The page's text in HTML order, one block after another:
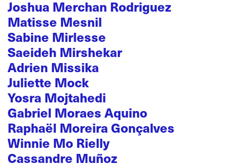
Joshua Merchan Rodriguez
Matisse Mesnil
Sabine Mirlesse
Saeideh Mirshekar
Adrien Missika
Juliette Mock
Yosra Mojtahedi
Gabriel Moraes Aquino
Raphaël Moreira Gonçalves
Winnie Mo Rielly
Cassandre Muñoz